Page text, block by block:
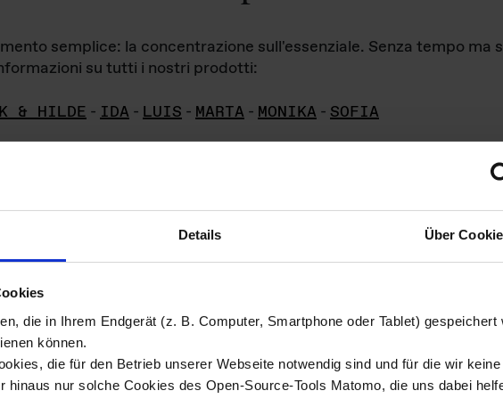
Details Über
die in Ihrem Endgerät (z. B. Computer, Smartphone oder Tablet) gespeichert
können.
die für den Betrieb unserer Webseite notwendig sind und für die wir
hinaus nur solche Cookies des Open-Source-Tools Matomo, die uns dabei
semplice: la concentrazione sull'essenziale. Senza tempo ma
su tutti i nostri prodotti:
& HILDE - IDA - LUIS - MARTA - MONIKA - SOFIA
di
materiale fotografico sono detenuti daDas ganze LebenGmbH e